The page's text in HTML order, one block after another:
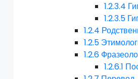
1.2.3.4
1.2.3.5
1.2.4
1.2.5
1.2.6
1.2.6.1